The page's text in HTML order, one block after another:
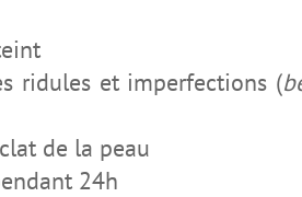
ridules et imperfections (
de la peau
24h